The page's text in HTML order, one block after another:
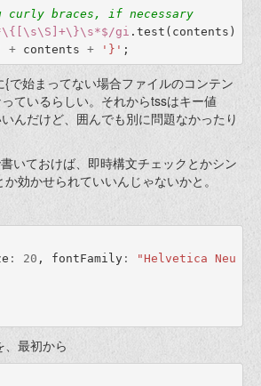
curly braces, if necessary
gi . test ( contents )
+ contents + '}' ;
{で始まってない場合ファイルのコンテン
ているらしい。それからtssはキー値
んだけど、囲んでも別に問題なかったり
いておけば、即時構文チェックとかシン
効かせられていいんじゃないかと。
: 20 , fontFamily:
"Helvetica Neu
、最初から